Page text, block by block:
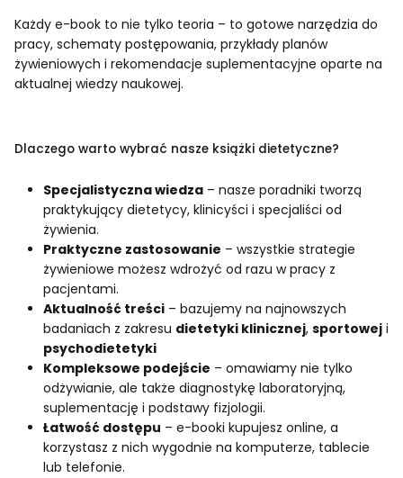
Każdy e-book to nie tylko teoria – to gotowe narzędzia do
pracy, schematy postępowania, przykłady planów
żywieniowych i rekomendacje suplementacyjne oparte na
aktualnej wiedzy naukowej.
Dlaczego warto wybrać nasze książki dietetyczne?
Specjalistyczna wiedza – nasze poradniki tworzą
praktykujący dietetycy, klinicyści i specjaliści od
żywienia.
Praktyczne zastosowanie – wszystkie strategie
żywieniowe możesz wdrożyć od razu w pracy z
pacjentami.
Aktualność treści – bazujemy na najnowszych
badaniach z zakresu dietetyki klinicznej, sportowej i
psychodietetyki
Kompleksowe podejście – omawiamy nie tylko
odżywianie, ale także diagnostykę laboratoryjną,
suplementację i podstawy fizjologii.
Łatwość dostępu – e-booki kupujesz online, a
korzystasz z nich wygodnie na komputerze, tablecie
lub telefonie.